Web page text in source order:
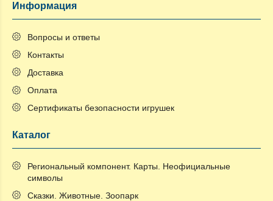
Информация
Вопросы и ответы
Контакты
Доставка
Оплата
Сертификаты безопасности игрушек
Каталог
Региональный компонент. Карты. Неофициальные
символы
Сказки. Животные. Зоопарк